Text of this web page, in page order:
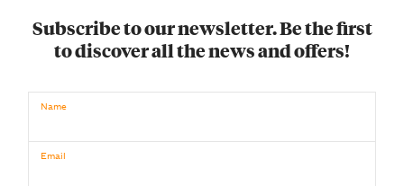
Subscribe to our newsletter. Be the first
to discover all the news and offers!
Name
Email